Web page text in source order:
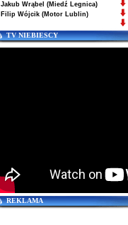
Jakub Wrąbel (Miedź Legnica)
Filip Wójcik (Motor Lublin)
TV NIEBIESCY
REKLAMA